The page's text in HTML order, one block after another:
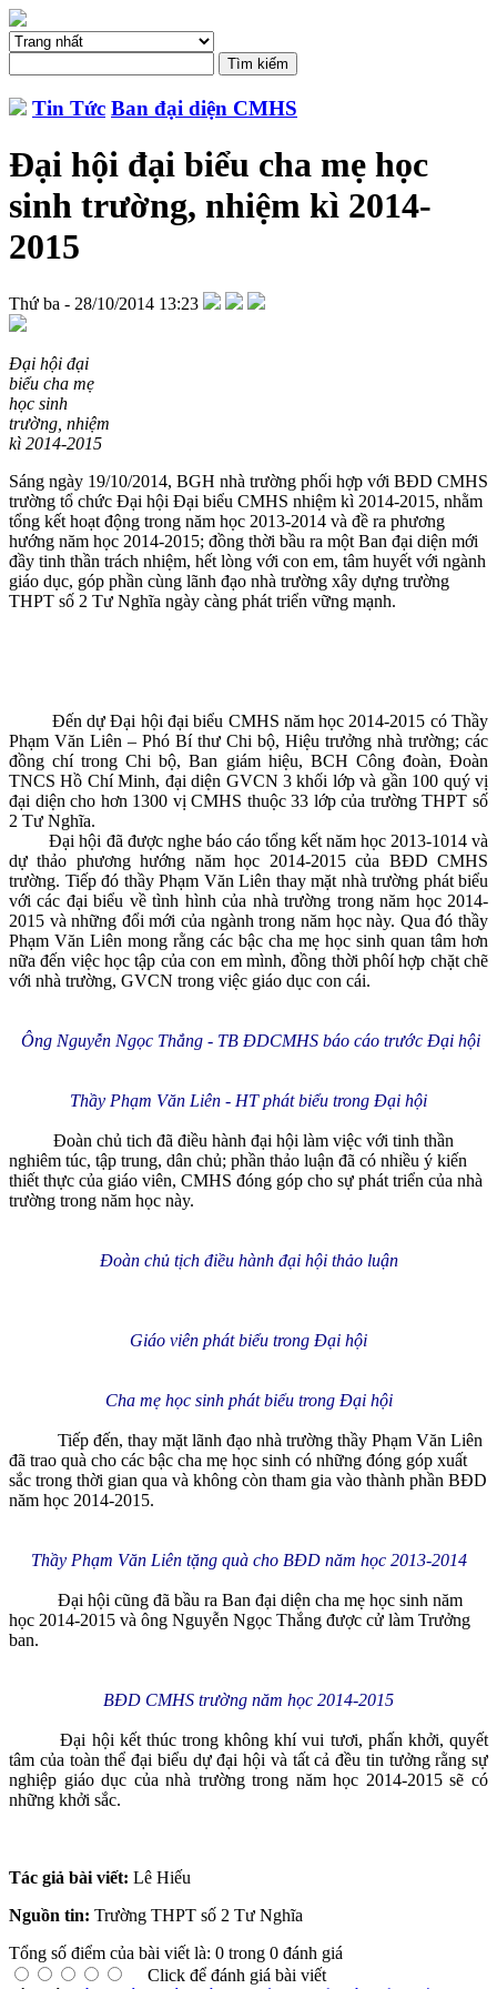
Tin Tức Ban đại diện CMHS
Đại hội đại biểu cha mẹ học
sinh trường, nhiệm kì 2014-
2015
Thứ ba - 28/10/2014 13:23
Đại hội đại
biểu cha mẹ
học sinh
trường, nhiệm
kì 2014-2015
Sáng ngày 19/10/2014, BGH nhà trường phối hợp với BĐD CMHS
trường tổ chức Đại hội Đại biểu CMHS nhiệm kì 2014-2015, nhằm
tổng kết hoạt động trong năm học 2013-2014 và đề ra phương
hướng năm học 2014-2015; đồng thời bầu ra một Ban đại diện mới
đầy tinh thần trách nhiệm, hết lòng với con em, tâm huyết với ngành
giáo dục, góp phần cùng lãnh đạo nhà trường xây dựng trường
THPT số 2 Tư Nghĩa ngày càng phát triển vững mạnh.
Đến dự Đại hội đại biểu CMHS năm học 2014-2015 có Thầy
Phạm Văn Liên – Phó Bí thư Chi bộ, Hiệu trưởng nhà trường; các
đồng chí trong Chi bộ, Ban giám hiệu, BCH Công đoàn, Đoàn
TNCS Hồ Chí Minh, đại diện GVCN 3 khối lớp và gần 100 quý vị
đại diện cho hơn 1300 vị CMHS thuộc 33 lớp của trường THPT số
2 Tư Nghĩa.
Đại hội đã được nghe báo cáo tổng kết năm học 2013-1014 và
dự thảo phương hướng năm học 2014-2015 của BĐD CMHS
trường. Tiếp đó thầy Phạm Văn Liên thay mặt nhà trường phát biểu
với các đại biểu về tình hình của nhà trường trong năm học 2014-
2015 và những đổi mới của ngành trong năm học này. Qua đó thầy
Phạm Văn Liên mong rằng các bậc cha mẹ học sinh quan tâm hơn
nữa đến việc học tập của con em mình, đồng thời phôí hợp chặt chẽ
với nhà trường, GVCN trong việc giáo dục con cái.
Ông Nguyễn Ngọc Thắng - TB ĐDCMHS báo cáo trước Đại hội
Thầy Phạm Văn Liên - HT phát biểu trong Đại hội
Đoàn chủ tich đã điều hành đại hội làm việc với tinh thần
nghiêm túc, tập trung, dân chủ; phần thảo luận đã có nhiều ý kiến
thiết thực của giáo viên, CMHS đóng góp cho sự phát triển của nhà
trường trong năm học này.
Đoàn chủ tịch điều hành đại hội thảo luận
Giáo viên phát biểu trong Đại hội
Cha mẹ học sinh phát biểu trong Đại hội
Tiếp đến, thay mặt lãnh đạo nhà trường thầy Phạm Văn Liên
đã trao quà cho các bậc cha mẹ học sinh có những đóng góp xuất
sắc trong thời gian qua và không còn tham gia vào thành phần BĐD
năm học 2014-2015.
Thầy Phạm Văn Liên tặng quà cho BĐD năm học 2013-2014
Đại hội cũng đã bầu ra Ban đại diện cha mẹ học sinh năm
học 2014-2015 và ông Nguyễn Ngọc Thắng được cử làm Trưởng
ban.
BĐD CMHS trường năm học 2014-2015
Đại hội kết thúc trong không khí vui tươi, phấn khởi, quyết
tâm của toàn thể đại biểu dự đại hội và tất cả đều tin tưởng rằng sự
nghiệp giáo dục của nhà trường trong năm học 2014-2015 sẽ có
những khởi sắc.
Tác giả bài viết: Lê Hiếu
Nguồn tin: Trường THPT số 2 Tư Nghĩa
Tổng số điểm của bài viết là: 0 trong 0 đánh giá
Click để đánh giá bài viết